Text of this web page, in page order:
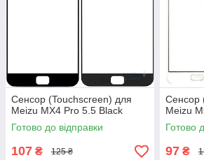
Сенсор (Touchscreen) для
Meizu MX4 Pro 5.5 Black
Готово до відправки
107 ₴ 125 ₴
Сенсор
Meizu
Готово
97 ₴